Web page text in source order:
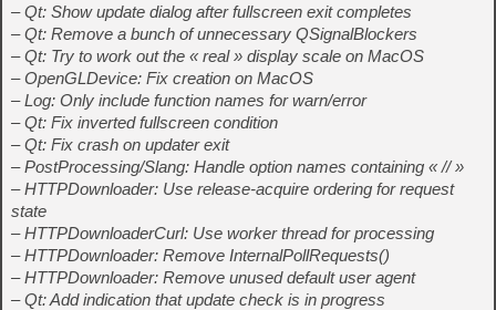
– Qt: Show update dialog after fullscreen exit completes
– Qt: Remove a bunch of unnecessary QSignalBlockers
– Qt: Try to work out the « real » display scale on MacOS
– OpenGLDevice: Fix creation on MacOS
– Log: Only include function names for warn/error
– Qt: Fix inverted fullscreen condition
– Qt: Fix crash on updater exit
– PostProcessing/Slang: Handle option names containing « // »
– HTTPDownloader: Use release-acquire ordering for request
state
– HTTPDownloaderCurl: Use worker thread for processing
– HTTPDownloader: Remove InternalPollRequests()
– HTTPDownloader: Remove unused default user agent
– Qt: Add indication that update check is in progress